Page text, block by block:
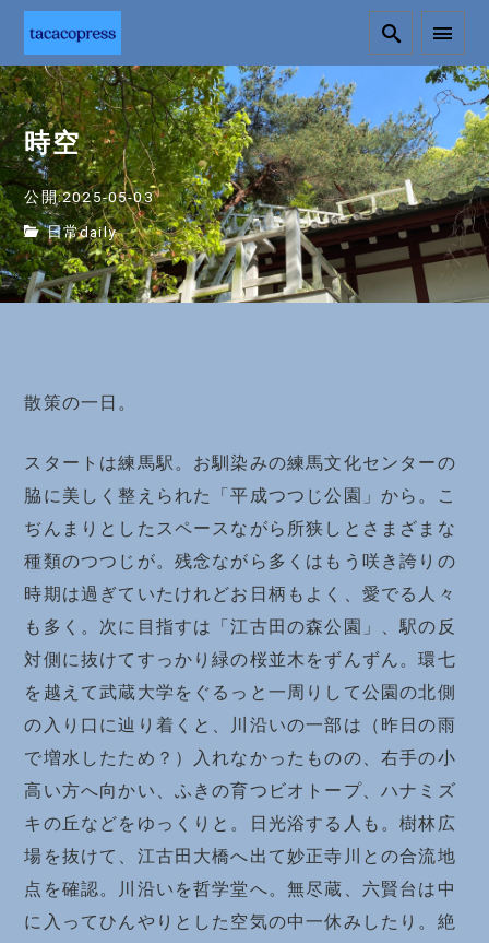
時空
公開:2025-05-03
日常daily
散策の一日。
スタートは練馬駅。お馴染みの練馬文化センターの
脇に美しく整えられた「平成つつじ公園」から。こ
ぢんまりとしたスペースながら所狭しとさまざまな
種類のつつじが。残念ながら多くはもう咲き誇りの
時期は過ぎていたけれどお日柄もよく、愛でる人々
も多く。次に目指すは「江古田の森公園」、駅の反
対側に抜けてすっかり緑の桜並木をずんずん。環七
を越えて武蔵大学をぐるっと一周りして公園の北側
の入り口に辿り着くと、川沿いの一部は（昨日の雨
で増水したため？）入れなかったものの、右手の小
高い方へ向かい、ふきの育つビオトープ、ハナミズ
キの丘などをゆっくりと。日光浴する人も。樹林広
場を抜けて、江古田大橋へ出て妙正寺川との合流地
点を確認。川沿いを哲学堂へ。無尽蔵、六賢台は中
に入ってひんやりとした空気の中一休みしたり。絶